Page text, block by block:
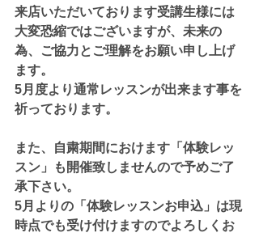
来店いただいております受講生様には
大変恐縮ではございますが、未来の
為、ご協力とご理解をお願い申し上げ
ます。
5月度より通常レッスンが出来ます事を
祈っております。
また、自粛期間におけます「体験レッ
スン」も開催致しませんので予めご了
承下さい。
5月よりの「体験レッスンお申込」は現
時点でも受け付けますのでよろしくお